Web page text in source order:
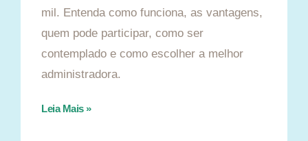
mil. Entenda como funciona, as vantagens,
quem pode participar, como ser
contemplado e como escolher a melhor
administradora.
Leia Mais »